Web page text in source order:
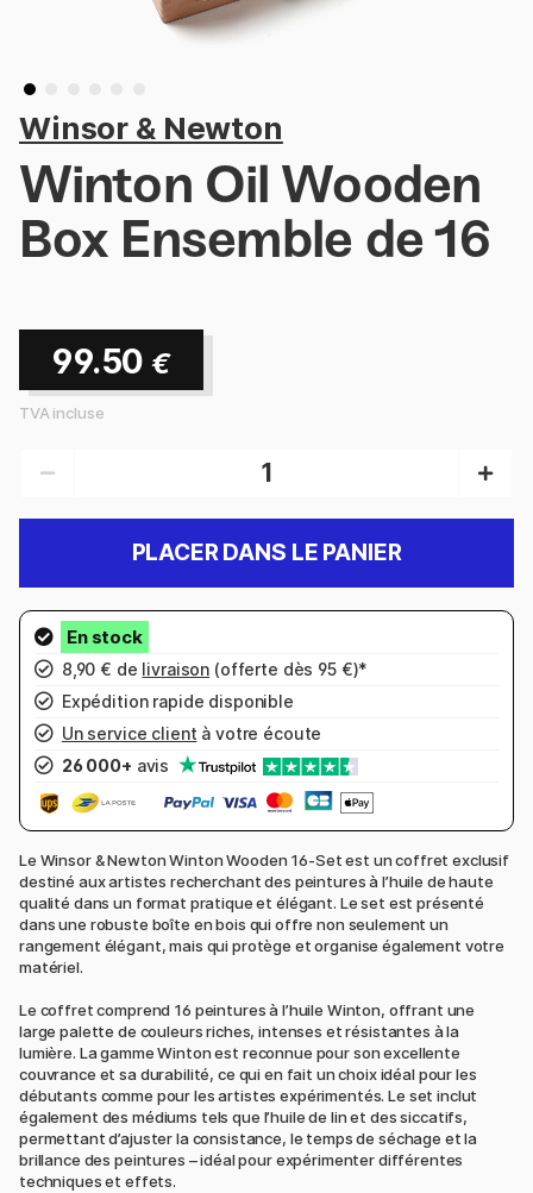
Winsor & Newton
Winton Oil Wooden
Box Ensemble de 16
99.50 €
TVA incluse
PLACER DANS LE PANIER
8,90 € de livraison (offerte dès 95 €)*
Expédition rapide disponible
Un service client à votre écoute
26 000+ avis
Le Winsor & Newton Winton Wooden 16-Set est un coffret exclusif
destiné aux artistes recherchant des peintures à l’huile de haute
qualité dans un format pratique et élégant. Le set est présenté
dans une robuste boîte en bois qui offre non seulement un
rangement élégant, mais qui protège et organise également votre
matériel.
Le coffret comprend 16 peintures à l’huile Winton, offrant une
large palette de couleurs riches, intenses et résistantes à la
lumière. La gamme Winton est reconnue pour son excellente
couvrance et sa durabilité, ce qui en fait un choix idéal pour les
débutants comme pour les artistes expérimentés. Le set inclut
également des médiums tels que l’huile de lin et des siccatifs,
permettant d’ajuster la consistance, le temps de séchage et la
brillance des peintures – idéal pour expérimenter différentes
techniques et effets.